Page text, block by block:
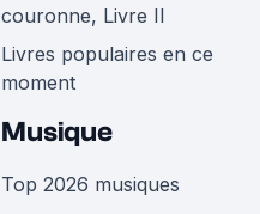
couronne, Livre II
Livres populaires en ce
moment
Musique
Top 2026 musiques